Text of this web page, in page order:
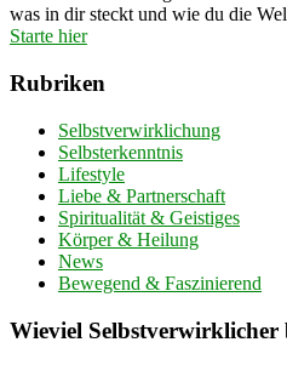
was in dir steckt und wie du die
Starte hier
Rubriken
Selbstverwirklichung
Selbsterkenntnis
Lifestyle
Liebe & Partnerschaft
Spiritualität & Geistiges
Körper & Heilung
News
Bewegend & Faszinierend
Wieviel Selbstverwirklicher